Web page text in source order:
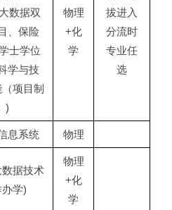
数据双
、保险
士学位
学与技
项目制
)
物理
+化
学
拔进入
分流时
专业任
选
息系统 物理
据技术
学)
物理
+化
学